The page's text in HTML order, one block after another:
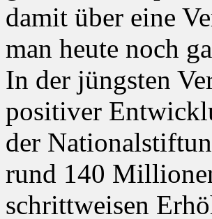
damit über eine
man heute noch
In der jüngsten
positiver
der
rund 140
schrittweisen